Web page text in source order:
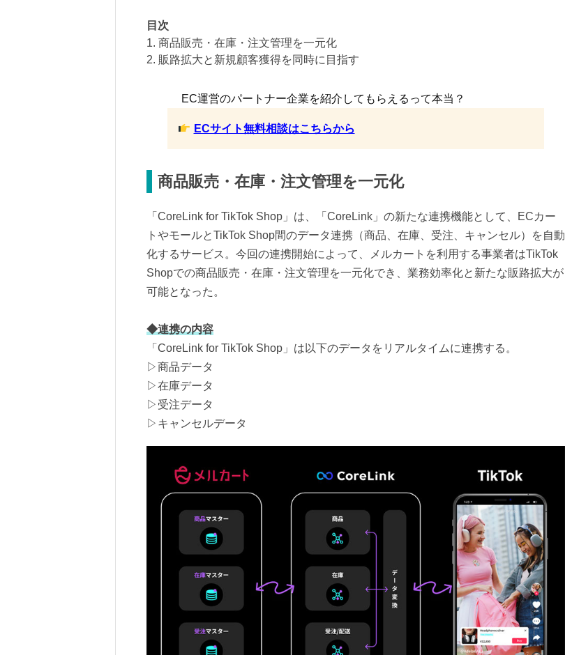
目次
1. 商品販売・在庫・注文管理を一元化
2. 販路拡大と新規顧客獲得を同時に目指す
EC運営のパートナー企業を紹介してもらえるって本当？
ECサイト無料相談はこちらから
商品販売・在庫・注文管理を一元化
「CoreLink for TikTok Shop」は、「CoreLink」の新たな連携機能として、ECカー
トやモールとTikTok Shop間のデータ連携（商品、在庫、受注、キャンセル）を自動
化するサービス。今回の連携開始によって、メルカートを利用する事業者はTikTok
Shopでの商品販売・在庫・注文管理を一元化でき、業務効率化と新たな販路拡大が
可能となった。
◆連携の内容
「CoreLink for TikTok Shop」は以下のデータをリアルタイムに連携する。
▷商品データ
▷在庫データ
▷受注データ
▷キャンセルデータ